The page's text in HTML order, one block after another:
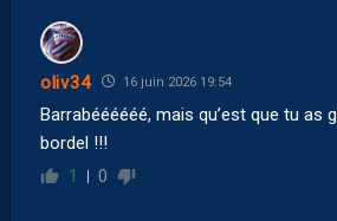
oliv34 16 juin 2026 19:54
Barrabéééééé, mais qu’est que tu as
bordel !!!
1 0